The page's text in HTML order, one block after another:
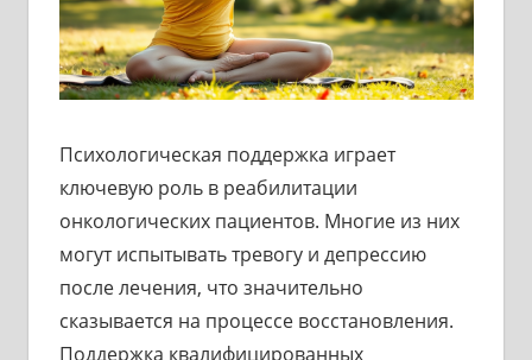
Психологическая поддержка играет
ключевую роль в реабилитации
онкологических пациентов. Многие из них
могут испытывать тревогу и депрессию
после лечения, что значительно
сказывается на процессе восстановления.
Поддержка квалифицированных